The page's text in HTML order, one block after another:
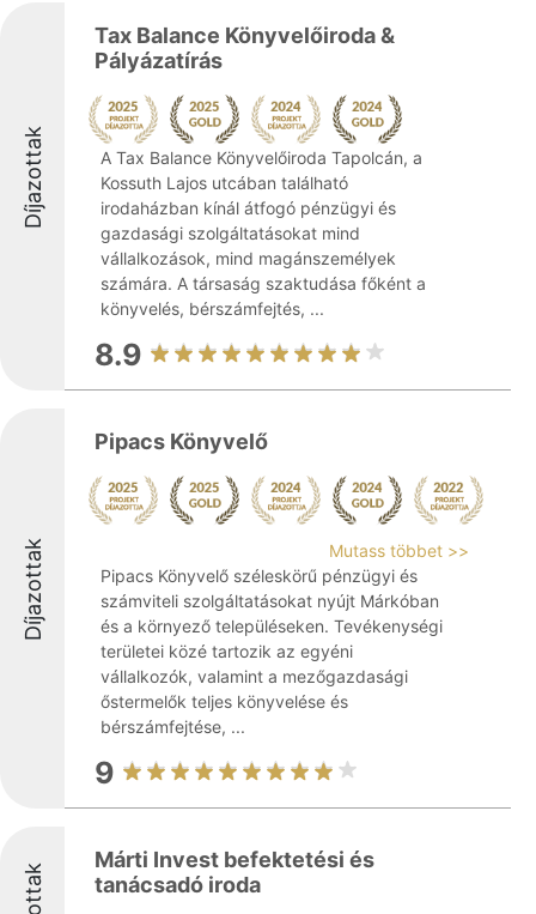
Díjazottak
Tax Balance Könyvelőiroda &
Pályázatírás
A Tax Balance Könyvelőiroda Tapolcán, a
Kossuth Lajos utcában található
irodaházban kínál átfogó pénzügyi és
gazdasági szolgáltatásokat mind
vállalkozások, mind magánszemélyek
számára. A társaság szaktudása főként a
könyvelés, bérszámfejtés, ...
8.9
Díjazottak
Pipacs Könyvelő
Mutass többet >>
Pipacs Könyvelő széleskörű pénzügyi és
számviteli szolgáltatásokat nyújt Márkóban
és a környező településeken. Tevékenységi
területei közé tartozik az egyéni
vállalkozók, valamint a mezőgazdasági
őstermelők teljes könyvelése és
bérszámfejtése, ...
9
Márti Invest befektetési és
tanácsadó iroda